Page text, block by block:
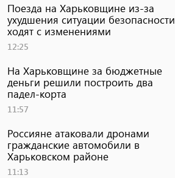
Поезда на Харьковщине из-за
ухудшения ситуации безопасности
ходят с изменениями
12:25
На Харьковщине за бюджетные
деньги решили построить два
падел-корта
11:57
Россияне атаковали дронами
гражданские автомобили в
Харьковском районе
11:13